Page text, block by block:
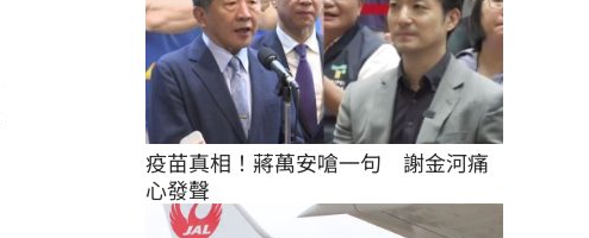
疫苗真相！蔣萬安嗆一句　謝金河痛
心發聲